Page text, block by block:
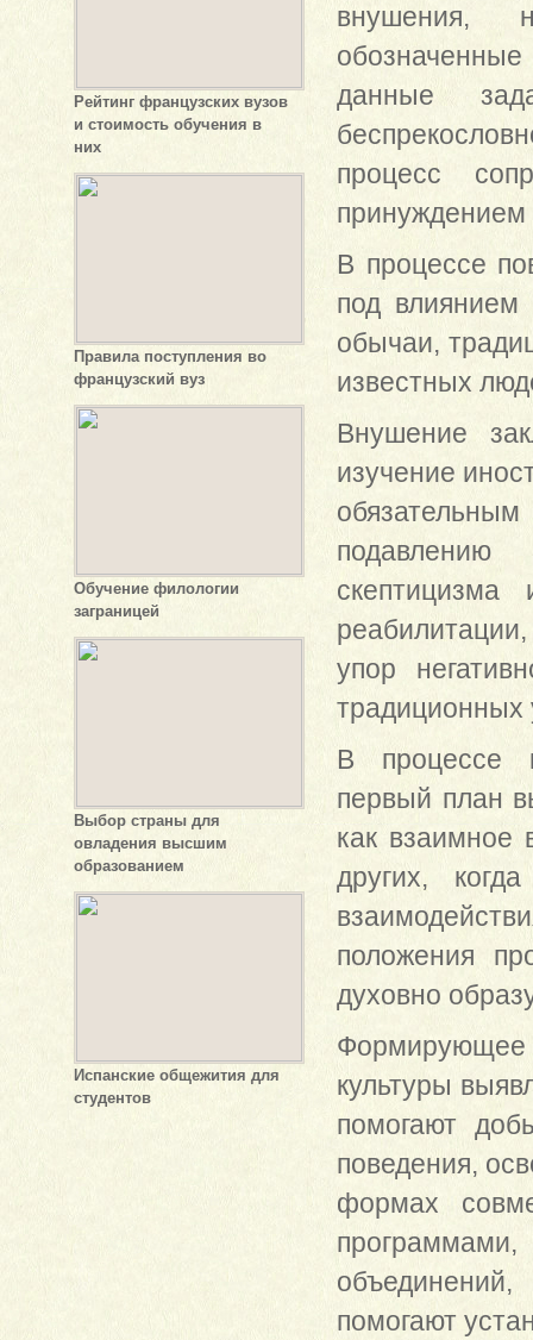
Рейтинг французских вузов
и стоимость обучения в
них
Правила поступления во
французский вуз
Обучение филологии
заграницей
Выбор страны для
овладения высшим
образованием
Испанские общежития для
студентов
внушения,
данные
процесс
принуждением
В процессе
под
обычаи,
известных
Внушение
изучение
подавлению
упор
традиционных
В процессе
первый план
как взаимное
других,
положения
духовно
культуры
помогают
поведения,
формах
помогают